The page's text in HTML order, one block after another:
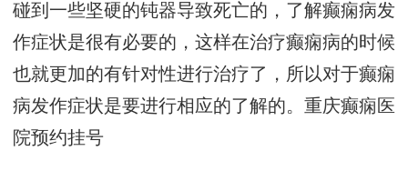
碰到一些坚硬的钝器导致死亡的，了解癫痫病发
作症状是很有必要的，这样在治疗癫痫病的时候
也就更加的有针对性进行治疗了，所以对于癫痫
病发作症状是要进行相应的了解的。 重庆癫痫医
院预约挂号